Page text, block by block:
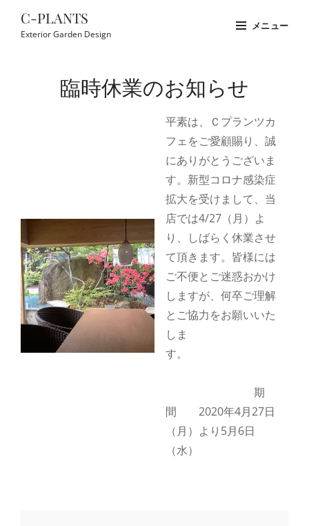
C-PLANTS
Exterior Garden Design
メニュー
臨時休業のお知らせ
平素は、Ｃプランツカ
フェをご愛顧賜り、誠
にありがとうございま
す。新型コロナ感染症
拡大を受けまして、当
店では4/27（月）よ
り、しばらく休業させ
て頂きます。皆様には
ご不便とご迷惑おかけ
しますが、何卒ご理解
とご協力をお願いいた
しま
す。
期
間 2020年4月27日
（月）より5月6日
（水）